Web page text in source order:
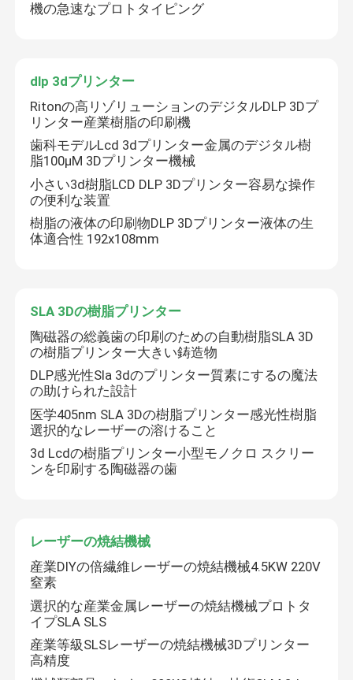
dlp 3dプリンター
SLA 3Dの樹脂プリンター
レーザーの焼結機械
自動車3Dプリンター
デジタルCNC機械
ワイヤを折りたたむ機械 DMIS-V1
ワイヤを折りたたむ機械 DMIS-V1
機の急速なプロトタイピング
dlp 3dプリンター
Ritonの高リゾリューションのデジタルDLP 3Dプ
リンター産業樹脂の印刷機
歯科モデルLcd 3dプリンター金属のデジタル樹
脂100μM 3Dプリンター機械
小さい3d樹脂LCD DLP 3Dプリンター容易な操作
の便利な装置
樹脂の液体の印刷物DLP 3Dプリンター液体の生
体適合性 192x108mm
SLA 3Dの樹脂プリンター
陶磁器の総義歯の印刷のための自動樹脂SLA 3D
の樹脂プリンター大きい鋳造物
DLP感光性Sla 3dのプリンター質素にするの魔法
の助けられた設計
医学405nm SLA 3Dの樹脂プリンター感光性樹脂
選択的なレーザーの溶けること
3d Lcdの樹脂プリンター小型モノクロ スクリー
ンを印刷する陶磁器の歯
レーザーの焼結機械
産業DIYの倍繊維レーザーの焼結機械4.5KW 220V
窒素
選択的な産業金属レーザーの焼結機械プロトタ
イプSLA SLS
産業等級SLSレーザーの焼結機械3Dプリンター
高精度